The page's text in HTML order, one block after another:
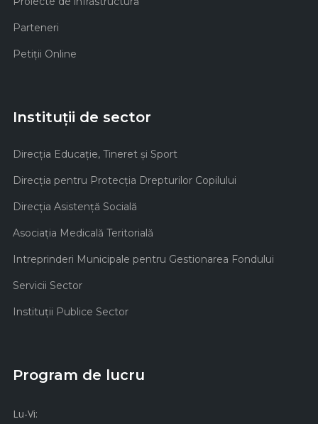
Parteneri
Petiții Online
Instituții de sector
Direcţia Educaţie, Tineret şi Sport
Direcţia pentru Protecţia Drepturilor Copilului
Direcţia Asistenţă Socială
Asociaţia Medicală Teritorială
Intreprinderi Municipale pentru Gestionarea Fondului
Servicii Sector
Instituţii Publice Sector
Program de lucru
Lu-Vi: